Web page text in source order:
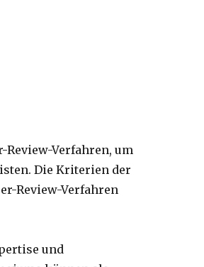
Review-Verfahren, um
Die Kriterien der
Review-Verfahren
und